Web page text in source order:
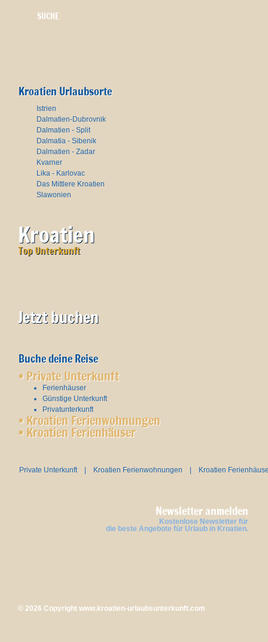
Kroatien Urlaubsorte
Istrien
Dalmatien-Dubrovnik
Dalmatien - Split
Dalmatia - Sibenik
Dalmatien - Zadar
Kvarner
Lika - Karlovac
Das Mittlere Kroatien
Slawonien
Kroatien
Top Unterkunft
Jetzt buchen
Buche deine Reise
• Private Unterkunft
Ferienhäuser
Günstige Unterkunft
Privatunterkunft
• Kroatien Ferienwohnungen
• Kroatien Ferienhäuser
Private Unterkunft| Kroatien Ferienwohnungen Kroatien
Newsletter anmelden
Kostenlose Newsletter für
die beste Angebote für Urlaub in Kroatien.
© 2026 Copyright www.kroatien-urlaubsunterkunft.com